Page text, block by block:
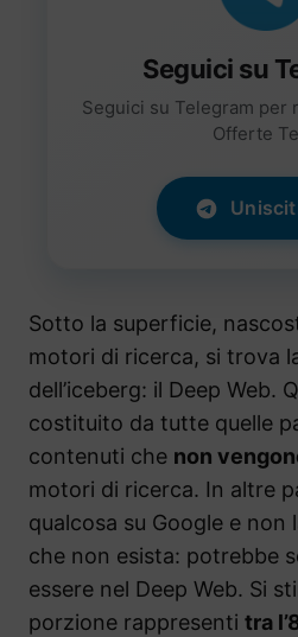
Seguici su
Seguici su Telegram per
Offerte
Sotto la superficie,
motori di ricerca, si trova
dell’iceberg: il Deep Web.
costituito da tutte quelle
contenuti che non
motori di ricerca. In altre
qualcosa su Google e
che non esista: potrebbe
essere nel Deep Web. Si
porzione rappresenti tra